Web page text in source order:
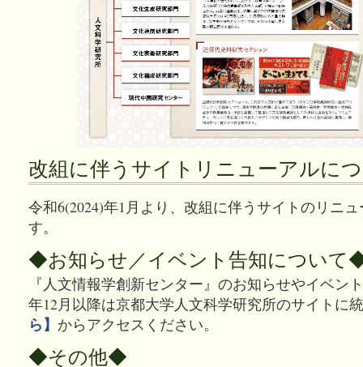
改組に伴うサイトリニューアルに
令和6(2024)年1月より、改組に伴うサイトのリニ
す。
◆お知らせ／イベント告知について
『人文情報学創新センター』のお知らせやイベン
年12月以降は京都大学人文科学研究所のサイトに
ら】 からアクセスください。
◆その他◆